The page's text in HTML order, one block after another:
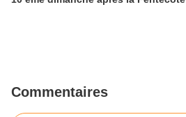
Commentaires